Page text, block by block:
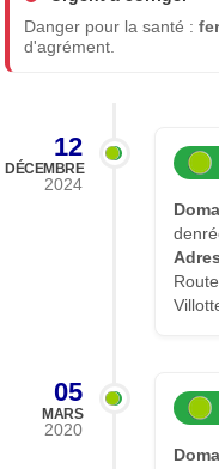
Danger pour la santé :
d'agrément.
12
DÉCEMBRE
2024
05
MARS
2020